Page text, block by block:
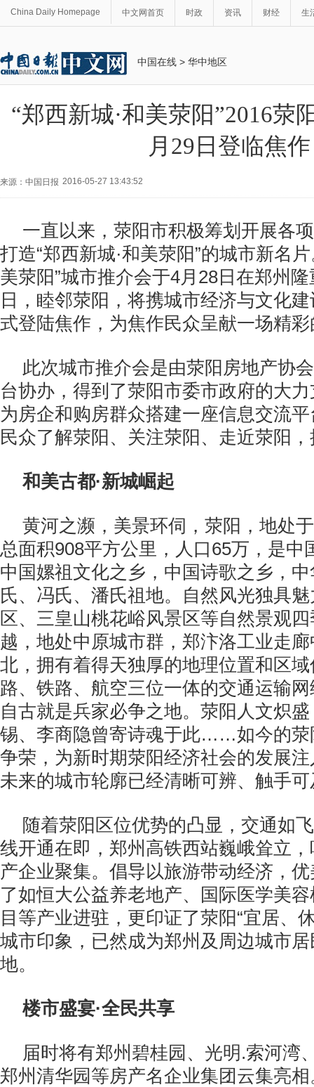
China Daily Homepage 中文网首页 时政 资讯 财经 生
中国在线 > 华中地区
“郑西新城·和美荥阳”2016荥
月29日登临焦作
来源：中国日报 2016-05-27 13:43:52
一直以来，荥阳市积极筹划开展各
打造“郑西新城·和美荥阳”的城市新名
美荥阳”城市推介会于4月28日在郑州
日，睦邻荥阳，将携城市经济与文化
式登陆焦作，为焦作民众呈献一场精
此次城市推介会是由荥阳房地产协
台协办，得到了荥阳市委市政府的大
为房企和购房群众搭建一座信息交流
民众了解荥阳、关注荥阳、走近荥阳
和美古都·新城崛起
黄河之濒，美景环伺，荥阳，地处
总面积908平方公里，人口65万，是中
中国嫘祖文化之乡，中国诗歌之乡，
氏、冯氏、潘氏祖地。自然风光独具
区、三皇山桃花峪风景区等自然景观
越，地处中原城市群，郑汴洛工业走
北，拥有着得天独厚的地理位置和区
路、铁路、航空三位一体的交通运输
自古就是兵家必争之地。荥阳人文炽
锡、李商隐曾寄诗魂于此……如今的荥
争荣，为新时期荥阳经济社会的发展
未来的城市轮廓已经清晰可辨、触手
随着荥阳区位优势的凸显，交通如
线开通在即，郑州高铁西站巍峨耸立
产企业聚集。倡导以旅游带动经济，
了如恒大公益养老地产、国际医学美
目等产业进驻，更印证了荥阳“宜居、
城市印象，已然成为郑州及周边城市
地。
楼市盛宴·全民共享
届时将有郑州碧桂园、光明.索河湾
郑州清华园等房产名企业集团云集亮